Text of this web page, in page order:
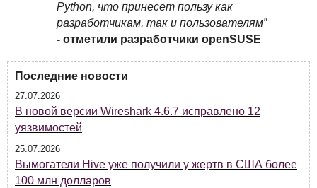
Python, что принесет пользу как
разработчикам, так и пользователям”
- отметили разработчики openSUSE
Последние новости
27.07.2026
В новой версии Wireshark 4.6.7 исправлено 12
уязвимостей
25.07.2026
Вымогатели Hive уже получили у жертв в США более
100 млн долларов